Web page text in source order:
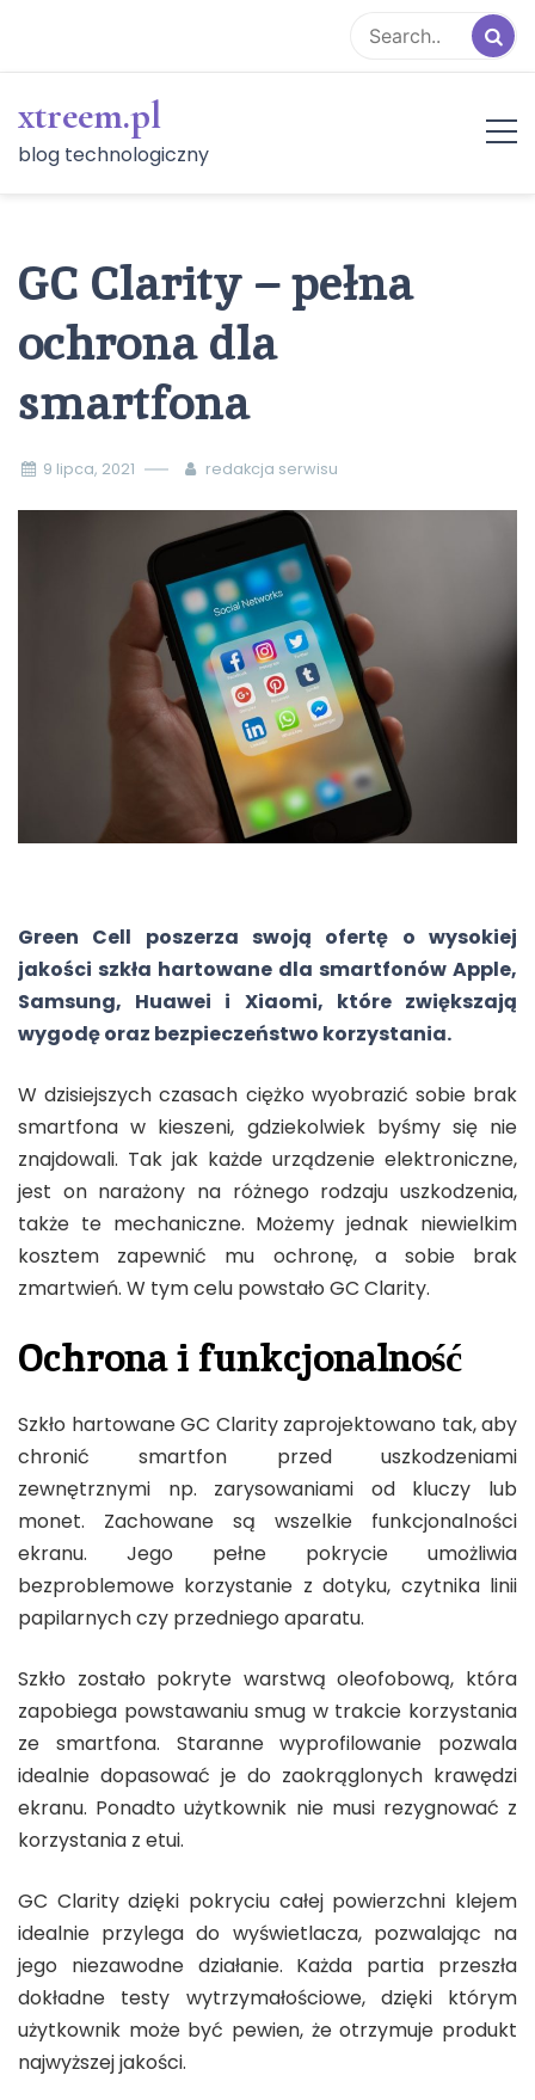
content
xtreem.pl
blog technologiczny
GC Clarity – pełna
ochrona dla
smartfona
9 lipca, 2021 redakcja serwisu
Green Cell poszerza swoją ofertę o wysokiej
jakości szkła hartowane dla smartfonów Apple,
Samsung, Huawei i Xiaomi, które zwiększają
wygodę oraz bezpieczeństwo korzystania.
W dzisiejszych czasach ciężko wyobrazić sobie brak
smartfona w kieszeni, gdziekolwiek byśmy się nie
znajdowali. Tak jak każde urządzenie elektroniczne,
jest on narażony na różnego rodzaju uszkodzenia,
także te mechaniczne. Możemy jednak niewielkim
kosztem zapewnić mu ochronę, a sobie brak
zmartwień. W tym celu powstało GC Clarity.
Ochrona i funkcjonalność
Szkło hartowane GC Clarity zaprojektowano tak, aby
chronić smartfon przed uszkodzeniami
zewnętrznymi np. zarysowaniami od kluczy lub
monet. Zachowane są wszelkie funkcjonalności
ekranu. Jego pełne pokrycie umożliwia
bezproblemowe korzystanie z dotyku, czytnika linii
papilarnych czy przedniego aparatu.
Szkło zostało pokryte warstwą oleofobową, która
zapobiega powstawaniu smug w trakcie korzystania
ze smartfona. Staranne wyprofilowanie pozwala
idealnie dopasować je do zaokrąglonych krawędzi
ekranu. Ponadto użytkownik nie musi rezygnować z
korzystania z etui.
GC Clarity dzięki pokryciu całej powierzchni klejem
idealnie przylega do wyświetlacza, pozwalając na
jego niezawodne działanie. Każda partia przeszła
dokładne testy wytrzymałościowe, dzięki którym
użytkownik może być pewien, że otrzymuje produkt
najwyższej jakości.